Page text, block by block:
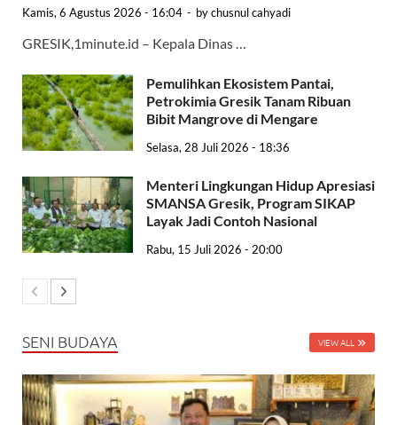
Kamis, 6 Agustus 2026 - 16:04 - bychusnul cahyadi
GRESIK,1minute.id – Kepala Dinas …
Pemulihkan Ekosistem Pantai,
Petrokimia Gresik Tanam Ribuan
Bibit Mangrove di Mengare
Selasa, 28 Juli 2026 - 18:36
Menteri Lingkungan Hidup Apresiasi
SMANSA Gresik, Program SIKAP
Layak Jadi Contoh Nasional
Rabu, 15 Juli 2026 - 20:00
SENI BUDAYA VIEW ALL